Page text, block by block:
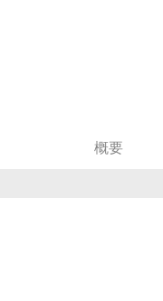
概要